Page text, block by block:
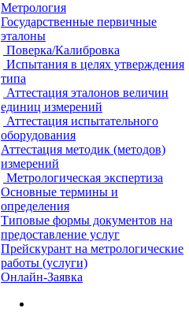
Метрология
Государственные первичные
эталоны
Поверка/Калибровка
Испытания в целях утверждения
типа
Аттестация эталонов величин
единиц измерений
Аттестация испытательного
оборудования
Аттестация методик (методов)
измерений
Метрологическая экспертиза
Основные термины и
определения
Типовые формы документов на
предоставление услуг
Прейскурант на метрологические
работы (услуги)
Онлайн-Заявка